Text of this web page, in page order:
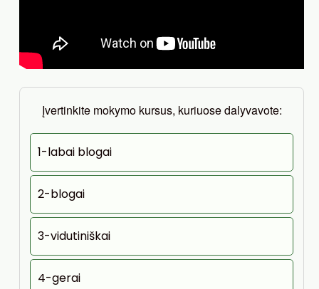
Įvertinkite mokymo kursus, kuriuose dalyvavote:
1-labai blogai
2-blogai
3-vidutiniškai
4-gerai